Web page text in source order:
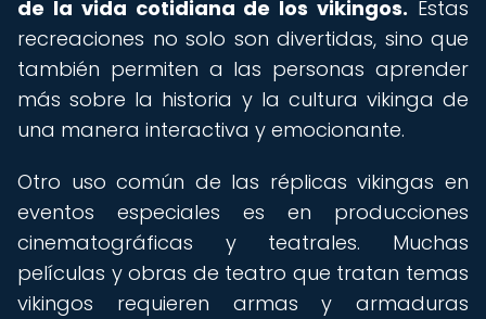
de la vida cotidiana de los vikingos. Estas
recreaciones no solo son divertidas, sino que
también permiten a las personas aprender
más sobre la historia y la cultura vikinga de
una manera interactiva y emocionante.
Otro uso común de las réplicas vikingas en
eventos especiales es en producciones
cinematográficas y teatrales. Muchas
películas y obras de teatro que tratan temas
vikingos requieren armas y armaduras